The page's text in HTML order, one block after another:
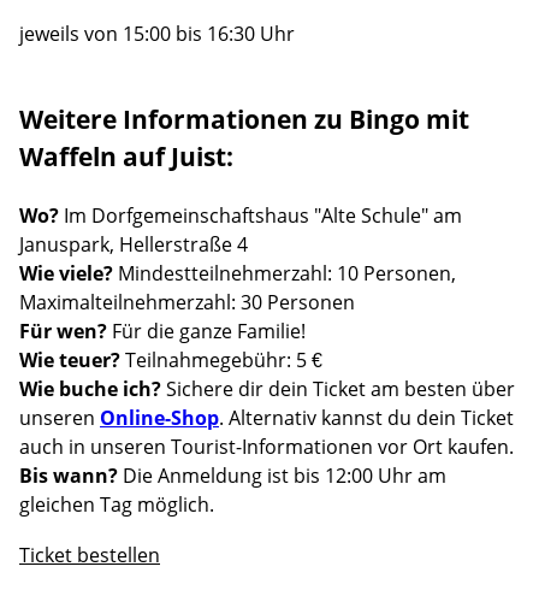
jeweils von 15:00 bis 16:30 Uhr
Weitere Informationen zu Bingo mit
Waffeln auf Juist:
Wo? Im Dorfgemeinschaftshaus "Alte Schule" am
Januspark, Hellerstraße 4
Wie viele? Mindestteilnehmerzahl: 10 Personen,
Maximalteilnehmerzahl: 30 Personen
Für wen? Für die ganze Familie!
Wie teuer?Teilnahmegebühr: 5 €
Wie buche ich?Sichere dir dein Ticket am besten über
unseren Online-Shop. Alternativ kannst du dein Ticket
auch in unseren Tourist-Informationen vor Ort kaufen.
Bis wann? Die Anmeldung ist bis 12:00 Uhr am
gleichen Tag möglich.
Ticket bestellen